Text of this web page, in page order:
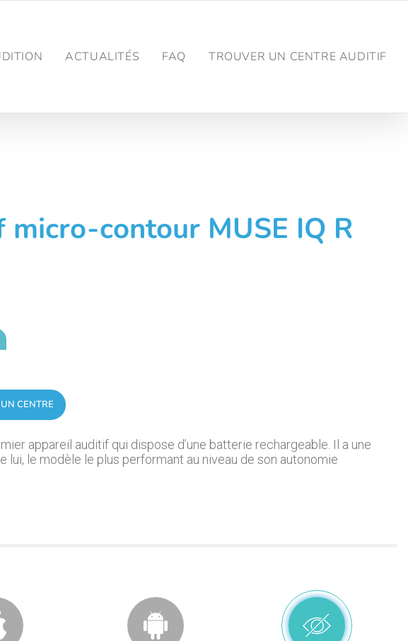
ACTUALITÉS FAQ TROUVER UN CENTRE AUDITIF
contour MUSE IQ R
CENTRE
appareil auditif qui dispose d’une batterie rechargeable. Il a une
lui, le modèle le plus performant au niveau de son autonomie